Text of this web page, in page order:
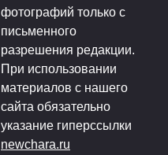
фотографий только с
письменного
разрешения редакции.
При использовании
материалов с нашего
сайта обязательно
указание гиперссылки
newchara.ru